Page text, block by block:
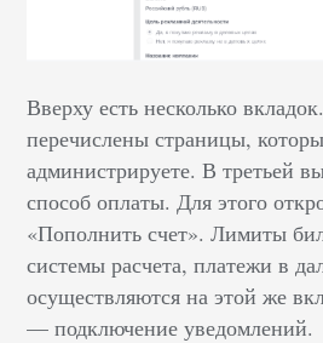
Вверху есть несколько
перечислены страницы,
администрируете. В третьей
способ оплаты. Для этого
«Пополнить счет». Лимиты
системы расчета, платежи в
осуществляются на этой же
–– подключение уведомлений.